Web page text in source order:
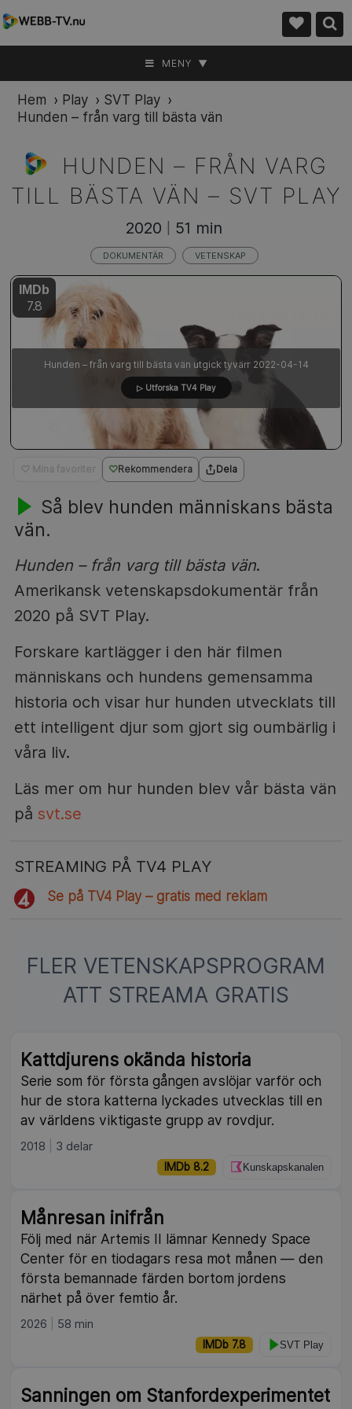
MENY ▼
Hem › Play › SVT Play ›
Hunden – från varg till bästa vän
HUNDEN – FRÅN VARG
TILL BÄSTA VÄN – SVT PLAY
♡ Mina favoriter Rekommendera Dela
Så blev hunden människans bästa
vän.
Hunden – från varg till bästa vän.
Amerikansk vetenskapsdokumentär från
2020 på SVT Play.
Forskare kartlägger i den här filmen
människans och hundens gemensamma
historia och visar hur hunden utvecklats till
ett intelligent djur som gjort sig oumbärlig i
våra liv.
Läs mer om hur hunden blev vår bästa vän
på svt.se
Hunden – från varg till bästa vän utgick tyvärr 2022-04-14
▷ Utforska TV4 Play
STREAMING PÅ TV4 PLAY
Se på TV4 Play – gratis med reklam
2020 51 min
DOKUMENTÄR VETENSKAP
IMDb
7.8
FLER VETENSKAPSPROGRAM
ATT STREAMA GRATIS
Kattdjurens okända historia
Serie som för första gången avslöjar varför och
hur de stora katterna lyckades utvecklas till en
av världens viktigaste grupp av rovdjur.
2018 3 delar
IMDb 8.2 Kunskapskanalen
Månresan inifrån
Följ med när Artemis II lämnar Kennedy Space
Center för en tiodagars resa mot månen — den
första bemannade färden bortom jordens
närhet på över femtio år.
2026 58 min
IMDb 7.8 SVT Play
Sanningen om Stanfordexperimentet